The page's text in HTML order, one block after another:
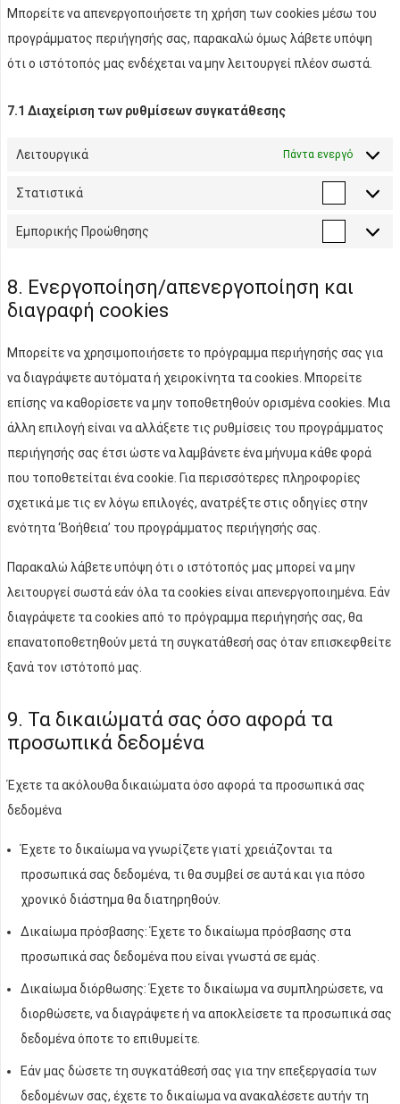
Μπορείτε να απενεργοποιήσετε τη χρήση των cookies μέσω του
προγράμματος περιήγησής σας, παρακαλώ όμως λάβετε υπόψη
ότι ο ιστότοπός μας ενδέχεται να μην λειτουργεί πλέον σωστά.
7.1 Διαχείριση των ρυθμίσεων συγκατάθεσης
Λειτουργικά Πάντα ενεργό
Στατιστικά
Εμπορικής Προώθησης
8. Ενεργοποίηση/απενεργοποίηση και
διαγραφή cookies
Μπορείτε να χρησιμοποιήσετε το πρόγραμμα περιήγησής σας για
να διαγράψετε αυτόματα ή χειροκίνητα τα cookies. Μπορείτε
επίσης να καθορίσετε να μην τοποθετηθούν ορισμένα cookies. Μια
άλλη επιλογή είναι να αλλάξετε τις ρυθμίσεις του προγράμματος
περιήγησής σας έτσι ώστε να λαμβάνετε ένα μήνυμα κάθε φορά
που τοποθετείται ένα cookie. Για περισσότερες πληροφορίες
σχετικά με τις εν λόγω επιλογές, ανατρέξτε στις οδηγίες στην
ενότητα ‘Βοήθεια’ του προγράμματος περιήγησής σας.
Παρακαλώ λάβετε υπόψη ότι ο ιστότοπός μας μπορεί να μην
λειτουργεί σωστά εάν όλα τα cookies είναι απενεργοποιημένα. Εάν
διαγράψετε τα cookies από το πρόγραμμα περιήγησής σας, θα
επανατοποθετηθούν μετά τη συγκατάθεσή σας όταν επισκεφθείτε
ξανά τον ιστότοπό μας.
9. Τα δικαιώματά σας όσο αφορά τα
προσωπικά δεδομένα
Έχετε τα ακόλουθα δικαιώματα όσο αφορά τα προσωπικά σας
δεδομένα
Έχετε το δικαίωμα να γνωρίζετε γιατί χρειάζονται τα
προσωπικά σας δεδομένα, τι θα συμβεί σε αυτά και για πόσο
χρονικό διάστημα θα διατηρηθούν.
Δικαίωμα πρόσβασης: Έχετε το δικαίωμα πρόσβασης στα
προσωπικά σας δεδομένα που είναι γνωστά σε εμάς.
Δικαίωμα διόρθωσης: Έχετε το δικαίωμα να συμπληρώσετε, να
διορθώσετε, να διαγράψετε ή να αποκλείσετε τα προσωπικά σας
δεδομένα όποτε το επιθυμείτε.
Εάν μας δώσετε τη συγκατάθεσή σας για την επεξεργασία των
δεδομένων σας, έχετε το δικαίωμα να ανακαλέσετε αυτήν τη